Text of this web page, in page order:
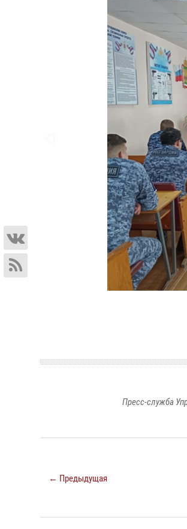
Пресс-служба
← Предыдущая